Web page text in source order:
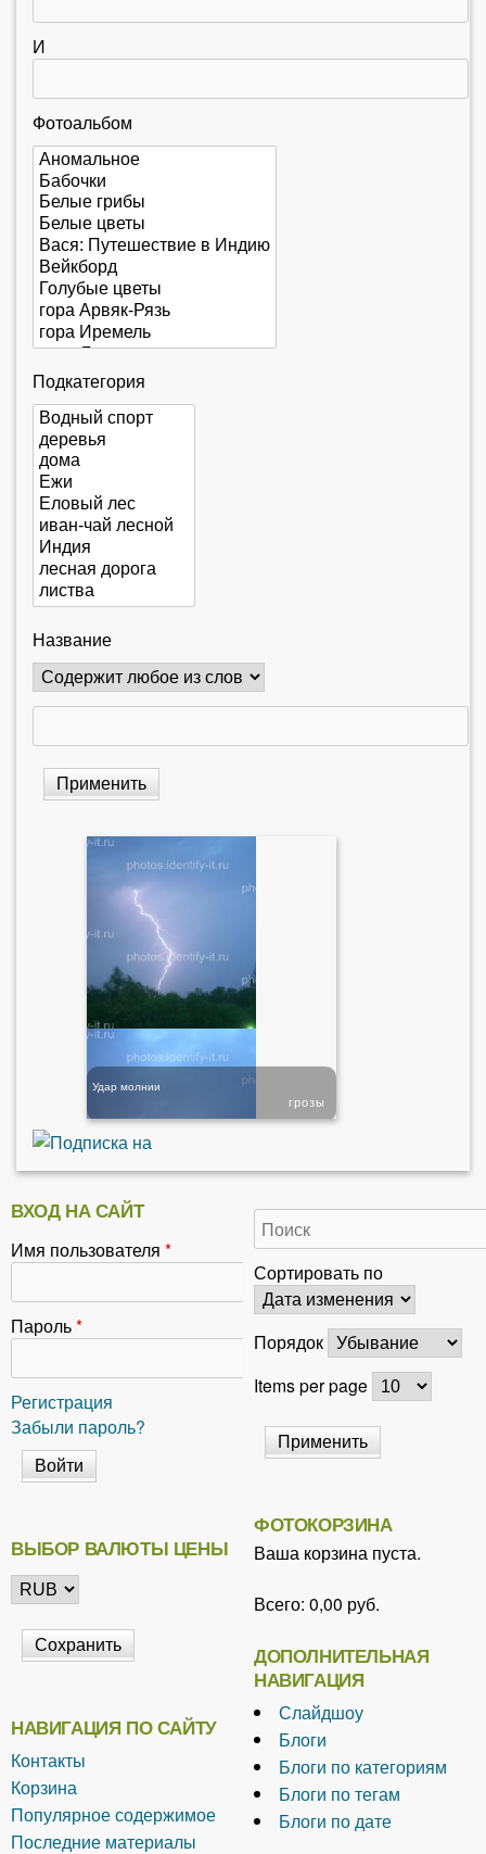
с
И
Фотоальбом
Подкатегория
Название
Удар молнии
грозы
ВХОД НА САЙТ
Имя пользователя *
Пароль*
Регистрация
Забыли пароль?
ВЫБОР ВАЛЮТЫ ЦЕНЫ
НАВИГАЦИЯ ПО САЙТУ
Контакты
Корзина
Популярное содержимое
Последние материалы
Сортировать по
Порядок
Items per page
ФОТОКОРЗИНА
Ваша корзина пуста.
Всего: 0,00 руб.
ДОПОЛНИТЕЛЬНАЯ
НАВИГАЦИЯ
Слайдшоу
Блоги
Блоги по категориям
Блоги по тегам
Блоги по дате